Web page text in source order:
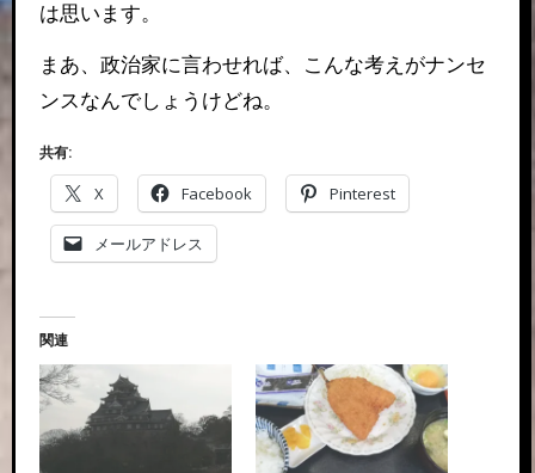
は思います。
まあ、政治家に言わせれば、こんな考えがナンセ
ンスなんでしょうけどね。
共有:
X
Facebook Pinterest
メールアドレス
関連